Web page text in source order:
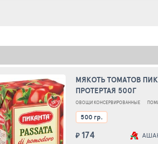
ТОМАТЫ МЯКОТЬ КОНСЕРВИРОВАННЫЕ
МЯКОТЬ ТОМАТОВ
ПРОТЕРТАЯ 500Г
ОВОЩИ КОНСЕРВИРОВАННЫЕ
500 гр.
₽ 174